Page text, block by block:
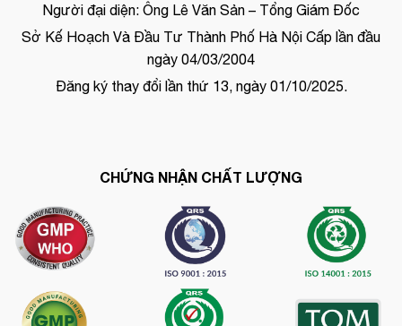
Người đại diện: Ông Lê Văn Sản – Tổng Giám Đốc
Sở Kế Hoạch Và Đầu Tư Thành Phố Hà Nội Cấp lần đầu
ngày 04/03/2004
Đăng ký thay đổi lần thứ 13, ngày 01/10/2025.
CHỨNG NHẬN CHẤT LƯỢNG